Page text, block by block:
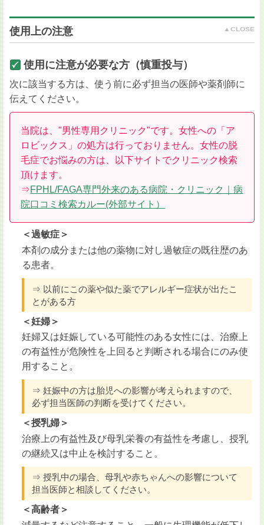
使用上の注意
使用に注意が必要な方（慎重投与）
次に該当する方は、使う前に必ず担当の医師や薬剤師に
伝えてください。
当院は、"男性専用クリニック"です。女性への「ア
ロビックス」の処方は行っておりません。女性の脱
毛症でお悩みの方は、以下サイトでクリニック検索
頂けます。
⇒FPHL/FAGA専門外来のある病院・クリニック｜病
院口コミ検索カルー(外部サイト）
＜過敏症＞
本剤の成分または他の薬物に対し過敏症の既往歴のあ
る患者。
⇒ 以前にこの薬や似た薬でアレルギー症状が出たこ
とがある方
＜妊婦＞
妊婦又は妊娠している可能性のある女性には、治療上
の有益性が危険性を上回ると判断される場合にのみ使
用すること。
⇒ 妊娠中の方は胎児への影響が考えられますので、
必ず担当医師の判断を受けてください。
＜授乳婦＞
治療上の有益性及び母乳栄養の有益性を考慮し、授乳
の継続又は中止を検討すること。
⇒ 授乳中の場合、母乳や赤ちゃんへの影響について
担当医師と相談してください。
＜高齢者＞